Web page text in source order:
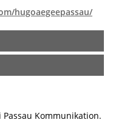
hugoaegeepassau/
Kommunikation.